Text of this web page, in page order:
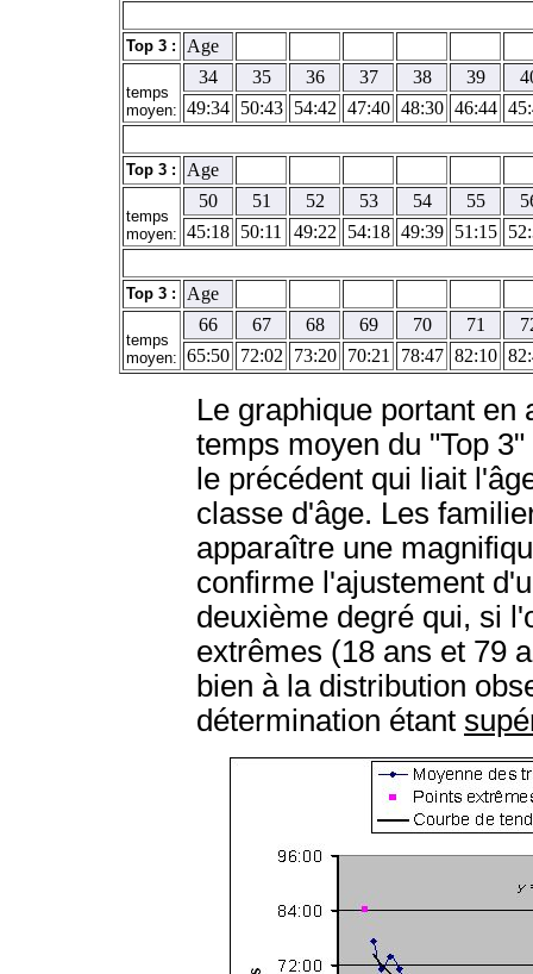
Top 3 : Age
temps
moyen:
34 35 36 37 38 39
49:34 50:43 54:42 47:40 48:30 46:44
Top 3 : Age
temps
moyen:
50 51 52 53 54 55
45:18 50:11 49:22 54:18 49:39 51:15
Top 3 : Age
temps
moyen:
66 67 68 69 70 71
65:50 72:02 73:20 70:21 78:47 82:10
Le graphique portant en
temps moyen du "Top
le précédent qui liait
classe d'âge. Les
apparaître une
confirme l'ajustement
deuxième degré qui, si
extrêmes (18 ans et 79
bien à la distribution
détermination étant